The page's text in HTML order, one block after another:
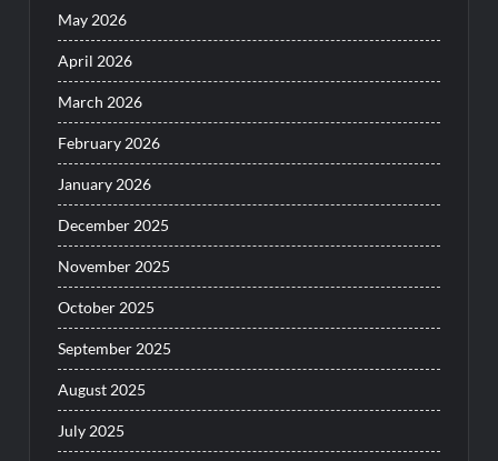
May 2026
April 2026
March 2026
February 2026
January 2026
December 2025
November 2025
October 2025
September 2025
August 2025
July 2025